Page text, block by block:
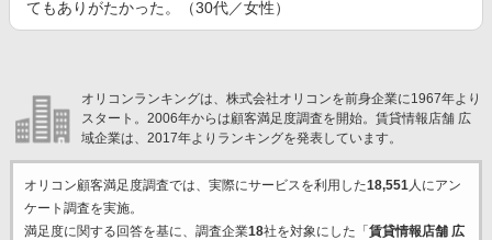
てもありがたかった。（30代／女性）
オリコンランキングは、株式会社オリコンを前身企業に1967年より
スタート。2006年からは顧客満足度調査を開始。賃貸情報店舗 広
域企業は、2017年よりランキングを発表しています。
オリコン顧客満足度調査では、実際にサービスを利用した18,551人にアン
ケート調査を実施。
満足度に関する回答を基に、調査企業18社を対象にした「 賃貸情報店舗 広